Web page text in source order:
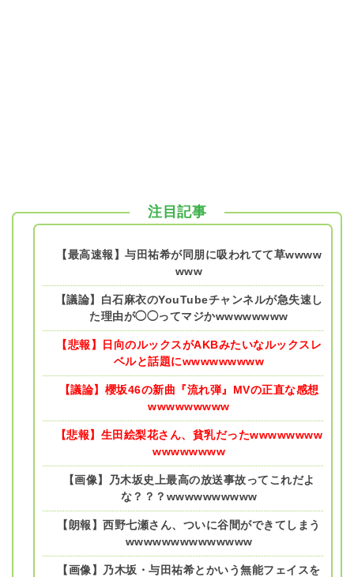
注目記事
【最高速報】与田祐希が同朋に吸われてて草wwww
www
【議論】白石麻衣のYouTubeチャンネルが急失速し
た理由が◯◯ってマジかwwwwwwww
【悲報】日向のルックスがAKBみたいなルックスレ
ベルと話題にwwwwwwwww
【議論】櫻坂46の新曲『流れ弾』MVの正直な感想
wwwwwwwww
【悲報】生田絵梨花さん、貧乳だったwwwwwwww
wwwwwwww
【画像】乃木坂史上最高の放送事故ってこれだよ
な？？？wwwwwwwwww
【朗報】西野七瀬さん、ついに谷間ができてしまう
wwwwwwwwwwwwww
【画像】乃木坂・与田祐希とかいう無能フェイスを